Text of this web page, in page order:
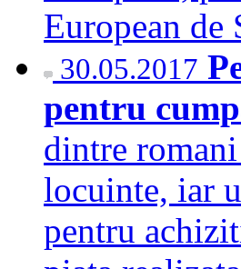
European
30.05.2017
pentru
dintre
locuinte, iar
pentru